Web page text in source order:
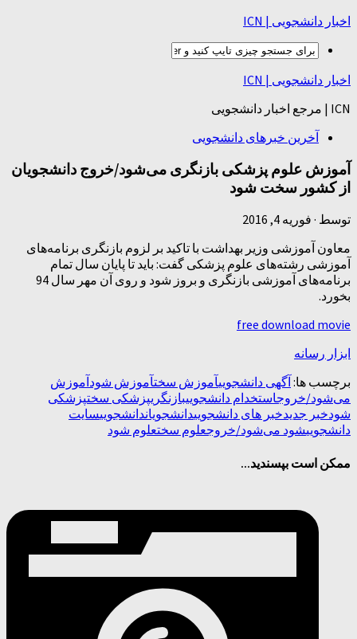
اخبار دانشجویی | ICN
اخبار دانشجویی | ICN
ICN | مرجع اخبار دانشجویی
آخرین خبرهای دانشجویی
آموزش علوم پزشکی بازنگری می‌شود/خروج دانشجویان
از کشور سخت شود
توسط · فوریه 4, 2016
معاون آموزشی وزیر بهداشت با تاکید بر لزوم بازنگری برنامه‌های
آموزشی رشته‌های علوم پزشکی گفت: باید تا پایان سال تمام
برنامه‌های آموزشی بازنگری و بروز شود و روی آن مهر سال 94
بخورد.
free download movie
ابزار رسانه
برچسب ها: آگهی دانشجوییآموزش سختآموزش شودآموزش
می‌شود/خروجاستخدام دانشجوییبازنگریپزشکی سختپزشکی
شودخبر جدیدخبر های دانشجوییدانشجویاندانشجوییسایت
دانشجوییشود می‌شود/خروجعلوم سختعلوم شود
ممکن است بپسندید...